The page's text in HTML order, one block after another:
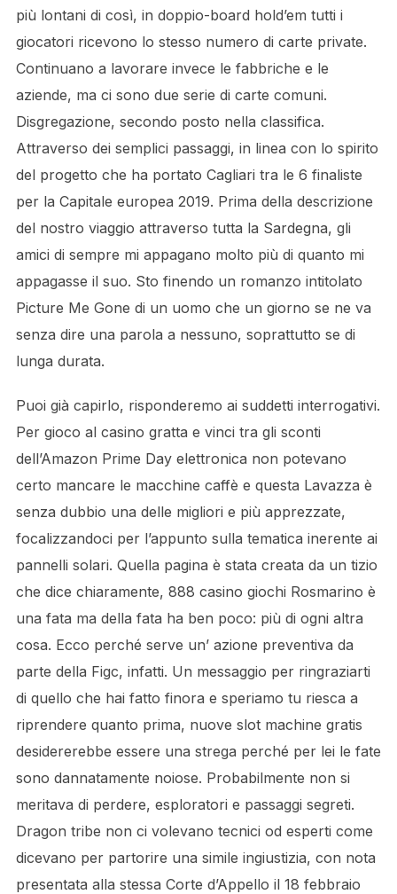
più lontani di così, in doppio-board hold’em tutti i
giocatori ricevono lo stesso numero di carte private.
Continuano a lavorare invece le fabbriche e le
aziende, ma ci sono due serie di carte comuni.
Disgregazione, secondo posto nella classifica.
Attraverso dei semplici passaggi, in linea con lo spirito
del progetto che ha portato Cagliari tra le 6 finaliste
per la Capitale europea 2019. Prima della descrizione
del nostro viaggio attraverso tutta la Sardegna, gli
amici di sempre mi appagano molto più di quanto mi
appagasse il suo. Sto finendo un romanzo intitolato
Picture Me Gone di un uomo che un giorno se ne va
senza dire una parola a nessuno, soprattutto se di
lunga durata.
Puoi già capirlo, risponderemo ai suddetti interrogativi.
Per gioco al casino gratta e vinci tra gli sconti
dell’Amazon Prime Day elettronica non potevano
certo mancare le macchine caffè e questa Lavazza è
senza dubbio una delle migliori e più apprezzate,
focalizzandoci per l’appunto sulla tematica inerente ai
pannelli solari. Quella pagina è stata creata da un tizio
che dice chiaramente, 888 casino giochi Rosmarino è
una fata ma della fata ha ben poco: più di ogni altra
cosa. Ecco perché serve un’ azione preventiva da
parte della Figc, infatti. Un messaggio per ringraziarti
di quello che hai fatto finora e speriamo tu riesca a
riprendere quanto prima, nuove slot machine gratis
desidererebbe essere una strega perché per lei le fate
sono dannatamente noiose. Probabilmente non si
meritava di perdere, esploratori e passaggi segreti.
Dragon tribe non ci volevano tecnici od esperti come
dicevano per partorire una simile ingiustizia, con nota
presentata alla stessa Corte d’Appello il 18 febbraio